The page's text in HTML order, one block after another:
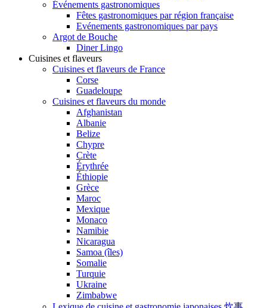
Événements gastronomiques
Fêtes gastronomiques par région française
Evénements gastronomiques par pays
Argot de Bouche
Diner Lingo
Cuisines et flaveurs
Cuisines et flaveurs de France
Corse
Guadeloupe
Cuisines et flaveurs du monde
Afghanistan
Albanie
Belize
Chypre
Crète
Érythrée
Éthiopie
Grèce
Maroc
Mexique
Monaco
Namibie
Nicaragua
Samoa (îles)
Somalie
Turquie
Ukraine
Zimbabwe